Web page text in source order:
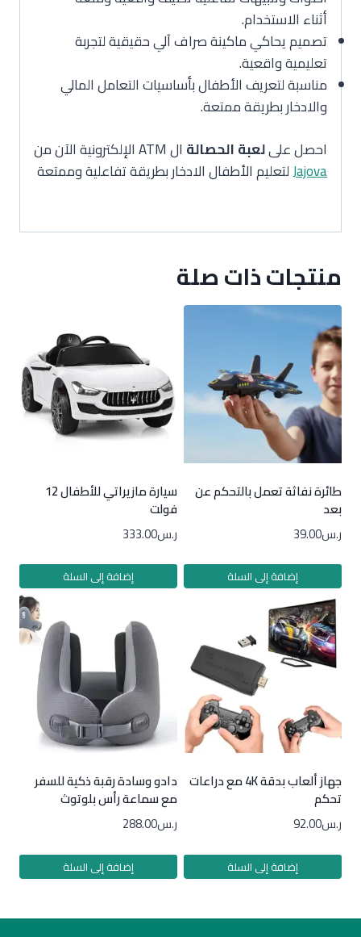
أثناء الاستخدام.
تصميم يحاكي ماكينة صراف آلي حقيقية لتجربة
تعليمية واقعية.
مناسبة لتعريف الأطفال بأساسيات التعامل المالي
والادخار بطريقة ممتعة.
احصل علىلعبة الحصالة ال ATM الإلكترونية الآن من
Jajovaلتعليم الأطفال الادخار بطريقة تفاعلية وممتعة
منتجات ذات صلة
طائرة نفاثة تعمل بالتحكم عن
بعد
ر.س39.00
إضافة إلى السلة
سيارة مازيراتي للأطفال 12
فولت
ر.س333.00
إضافة إلى السلة
جهاز ألعاب بدقة 4K مع دراعات
تحكم
ر.س92.00
إضافة إلى السلة
دادو وسادة رقبة ذكية للسفر
مع سماعة رأس بلوتوث
ر.س288.00
إضافة إلى السلة